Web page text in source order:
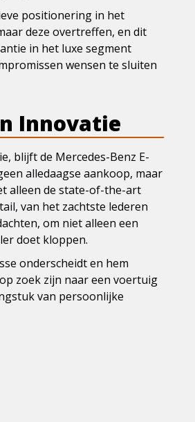
positionering in het
deze overtreffen, en dit
in het luxe segment
wensen te sluiten
Innovatie
blijft de Mercedes-Benz E-
alledaagse aankoop, maar
alleen de state-of-the-art
van het zachtste lederen
om niet alleen een
doet kloppen.
onderscheidt en hem
zoek zijn naar een voertuig
van persoonlijke